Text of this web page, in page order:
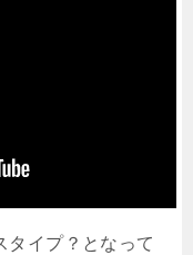
イプ？となって